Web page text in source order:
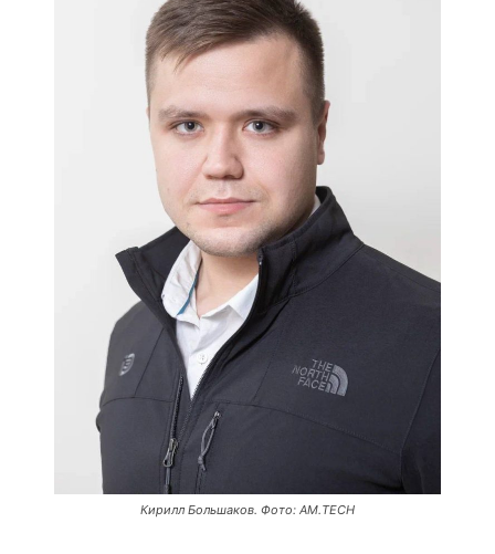
Кирилл Большаков. Фото: AM.TECH